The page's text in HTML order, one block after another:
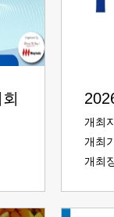
개최
개최
개최